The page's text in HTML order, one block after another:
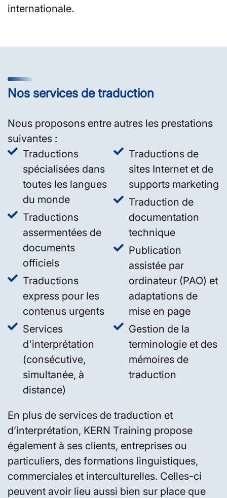
internationale.
Nos services de traduction
Nous proposons entre autres les prestations
suivantes :
Traductions
spécialisées dans
toutes les langues
du monde
Traductions
assermentées de
documents
officiels
Traductions
express pour les
contenus urgents
Services
d'interprétation
(consécutive,
simultanée, à
distance)
Traductions de
sites Internet et de
supports marketing
Traduction de
documentation
technique
Publication
assistée par
ordinateur (PAO) et
adaptations de
mise en page
Gestion de la
terminologie et des
mémoires de
traduction
En plus de services de traduction et
d’interprétation, KERN Training propose
également à ses clients, entreprises ou
particuliers, des formations linguistiques,
commerciales et interculturelles. Celles-ci
peuvent avoir lieu aussi bien sur place que